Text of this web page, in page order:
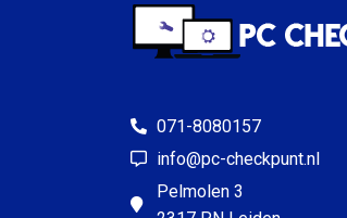
071-8080157
info@pc-checkpunt.nl
Pelmolen 3